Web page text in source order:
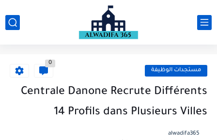
مستجدات الوظيفة
0
Centrale Danone Recrute Différents
14 Profils dans Plusieurs Villes
alwadifa365